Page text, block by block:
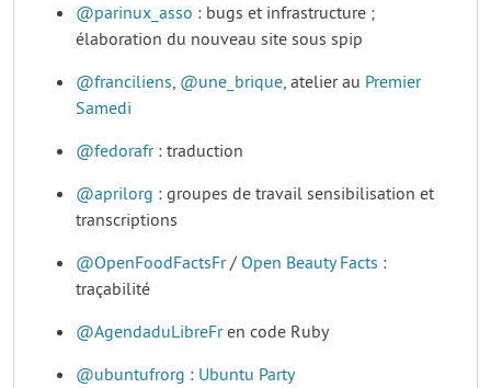
@parinux_asso : bugs et infrastructure ;
élaboration du nouveau site sous spip
@franciliens, @une_brique, atelier au Premier
Samedi
@fedorafr: traduction
@aprilorg : groupes de travail sensibilisation et
transcriptions
@OpenFoodFactsFr/ Open Beauty Facts :
traçabilité
@AgendaduLibreFren code Ruby
@ubuntufrorg : Ubuntu Party